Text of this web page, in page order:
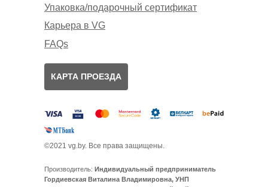
Производитель: Индивидуальный предприниматель
Гордиевская Виталина Владимировна, УНП
КАРТА ПРОЕЗДА
Упаковка/подарочный сертификат
FAQs
Карьера в VG
©2021 vg.by. Все права защищены.